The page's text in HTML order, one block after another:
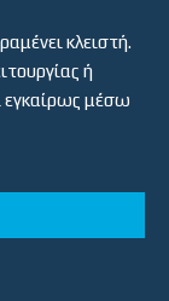
κλειστή.
ή
εγκαίρως μέσω